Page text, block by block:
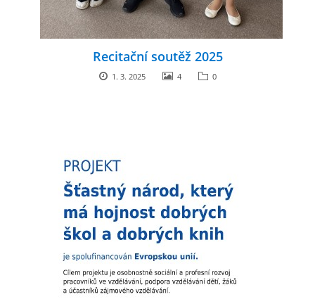
Recitační soutěž 2025
1. 3. 2025 4 0